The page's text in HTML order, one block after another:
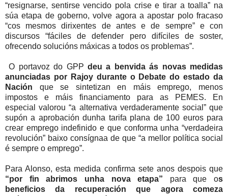
“resignarse, sentirse vencido pola crise e tirar a toalla” na
súa etapa de goberno, volve agora a apostar polo fracaso
“cos mesmos dirixentes de antes e de sempre” e con
discursos “fáciles de defender pero difíciles de soster,
ofrecendo solucións máxicas a todos os problemas”.
O portavoz do GPP deu a benvida ás novas medidas
anunciadas por Rajoy durante o Debate do estado da
Nación que se sintetizan en máis emprego, menos
impostos e máis financiamento para as PEMES. En
especial valorou “a alternativa verdaderamente social” que
supón a aprobación dunha tarifa plana de 100 euros para
crear emprego indefinido e que conforma unha “verdadeira
revolución” baixo consígnaa de que “a mellor política social
é sempre o emprego”.
Para Alonso, esta medida confirma sete anos despois que
“por fin abrimos unha nova etapa” para que os
beneficios da recuperación que agora comeza